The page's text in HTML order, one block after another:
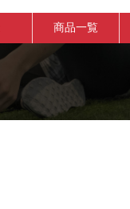
商品一覧